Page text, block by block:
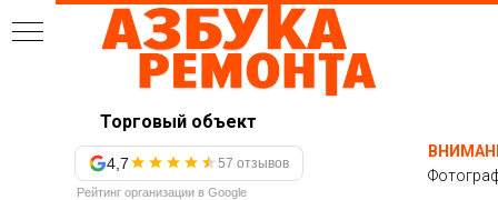
Торговый объект
4,7 57 отзывов
Рейтинг организации в Google